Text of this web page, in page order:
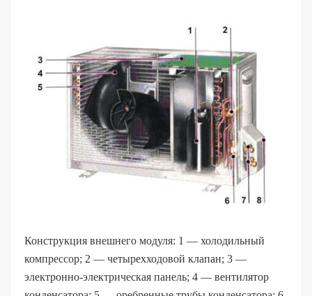
Конструкция внешнего модуля: 1 — холодильный
компрессор; 2 — четырехходовой клапан; 3 —
электронно-электрическая панель; 4 — вентилятор